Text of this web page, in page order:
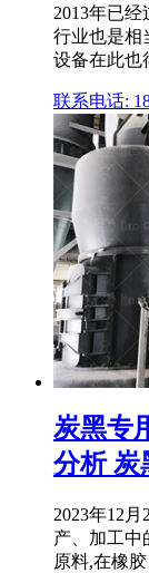
2013年已
行业也是相
设备在此也
联系电话:
炭黑专
分析 炭
2023年12
产、加工中
原料,在橡